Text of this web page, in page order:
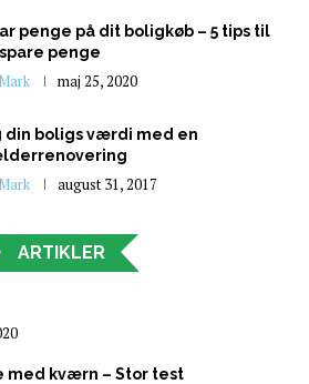
penge på dit boligkøb – 5 tips til
penge
Mark maj 25, 2020
din boligs værdi med en
Mark august 31, 2017
ARTIKLER
med kværn – Stor test